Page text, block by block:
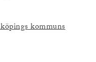
kommuns